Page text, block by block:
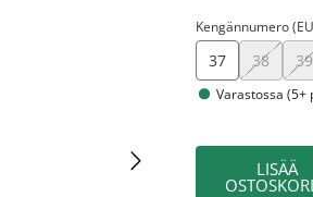
Kengännumero
37 38 39
Varastossa (5+
LISÄÄ